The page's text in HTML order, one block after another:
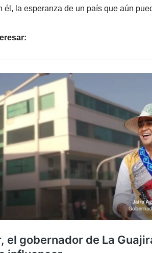
él, la esperanza de un país que aún